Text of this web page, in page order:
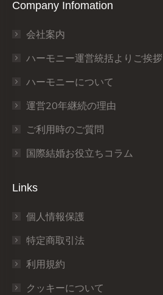
opens
new
window
opens
new
window
opens
new
window
opens
window
opens
window
opens
window
Company Infomation
会社案内
ハーモニー運営統括よりご挨拶
ハーモニーについて
運営20年継続の理由
ご利用時のご質問
国際結婚お役立ちコラム
Links
個人情報保護
特定商取引法
利用規約
クッキーについて